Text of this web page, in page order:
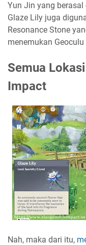
Yun Jin yang
Glaze Lily juga
Resonance Stone
menemukan
Semua
Impact
Nah, maka dari itu,